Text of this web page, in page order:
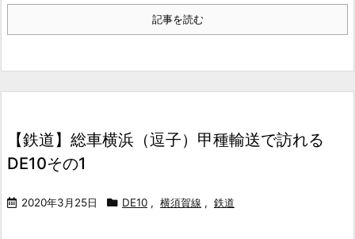
記事を読む
【鉄道】総車横浜（逗子）甲種輸送で訪れる
DE10その1
2020年3月25日 DE10 , 横須賀線 , 鉄道